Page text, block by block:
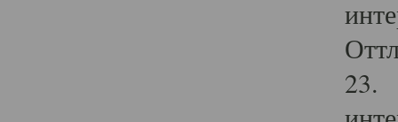
23.